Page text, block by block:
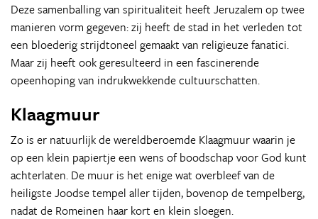
Deze samenballing van spiritualiteit heeft Jeruzalem op twee
manieren vorm gegeven: zij heeft de stad in het verleden tot
een bloederig strijdtoneel gemaakt van religieuze fanatici.
Maar zij heeft ook geresulteerd in een fascinerende
opeenhoping van indrukwekkende cultuurschatten.
Klaagmuur
Zo is er natuurlijk de wereldberoemde Klaagmuur waarin je
op een klein papiertje een wens of boodschap voor God kunt
achterlaten. De muur is het enige wat overbleef van de
heiligste Joodse tempel aller tijden, bovenop de tempelberg,
nadat de Romeinen haar kort en klein sloegen.